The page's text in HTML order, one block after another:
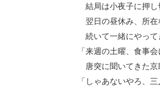
結局は小夜子に押し
翌日の昼休み、所在
続いて一緒にやって
「来週の土曜、食事会
唐突に聞いてきた京
「しゃあないやろ、